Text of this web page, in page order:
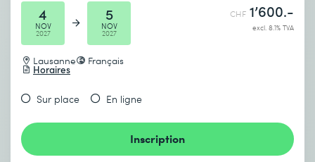
4
NOV
2027
5
NOV
2027
Lausanne Français
Horaires
CHF 1’600.-
excl. 8.1% TVA
Sur place En ligne
Inscription